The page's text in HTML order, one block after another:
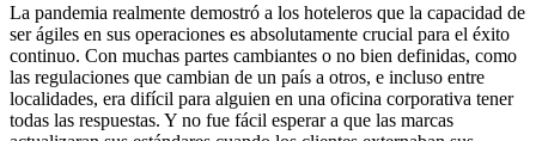
La pandemia realmente demostró a los hoteleros que la capacidad de
ser ágiles en sus operaciones es absolutamente crucial para el éxito
continuo. Con muchas partes cambiantes o no bien definidas, como
las regulaciones que cambian de un país a otros, e incluso entre
localidades, era difícil para alguien en una oficina corporativa tener
todas las respuestas. Y no fue fácil esperar a que las marcas